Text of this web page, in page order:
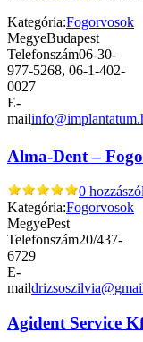
Kategória:Fogorvosok
MegyeBudapest
Telefonszám06-30-
977-5268, 06-1-402-
0027
E-
mail
Alma-Dent –
0
Kategória:Fogorvosok
MegyePest
Telefonszám20/437-
6729
E-
mail
Agident Service